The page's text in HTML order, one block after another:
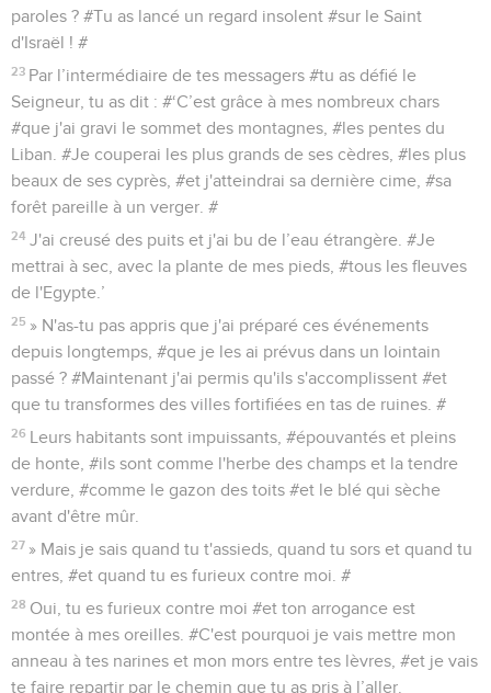
paroles ? #Tu as lancé un regard insolent #sur le Saint
d'Israël ! #
23 Par l’intermédiaire de tes messagers #tu as défié le
Seigneur, tu as dit : #‘C’est grâce à mes nombreux chars
#que j'ai gravi le sommet des montagnes, #les pentes du
Liban. #Je couperai les plus grands de ses cèdres, #les plus
beaux de ses cyprès, #et j'atteindrai sa dernière cime, #sa
forêt pareille à un verger. #
24 J'ai creusé des puits et j'ai bu de l’eau étrangère. #Je
mettrai à sec, avec la plante de mes pieds, #tous les fleuves
de l'Egypte.’
25 » N'as-tu pas appris que j'ai préparé ces événements
depuis longtemps, #que je les ai prévus dans un lointain
passé ? #Maintenant j'ai permis qu'ils s'accomplissent #et
que tu transformes des villes fortifiées en tas de ruines. #
26 Leurs habitants sont impuissants, #épouvantés et pleins
de honte, #ils sont comme l'herbe des champs et la tendre
verdure, #comme le gazon des toits #et le blé qui sèche
avant d'être mûr.
27 » Mais je sais quand tu t'assieds, quand tu sors et quand tu
entres, #et quand tu es furieux contre moi. #
28 Oui, tu es furieux contre moi #et ton arrogance est
montée à mes oreilles. #C'est pourquoi je vais mettre mon
anneau à tes narines et mon mors entre tes lèvres, #et je vais
te faire repartir par le chemin que tu as pris à l’aller.